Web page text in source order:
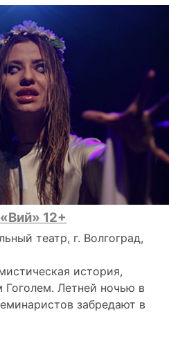
12+
театр, г. Волгоград,
история,
Гоголем. Летней ночью в
забредают в